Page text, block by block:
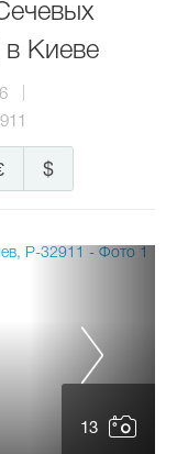
в Киеве
$
13